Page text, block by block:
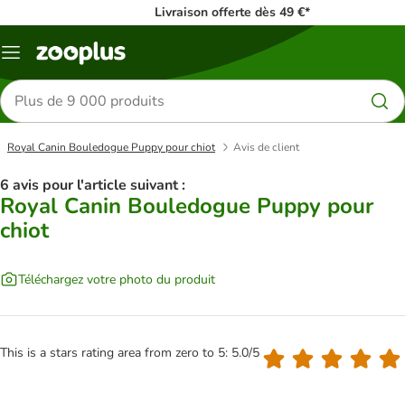
Livraison offerte dès 49 €*
Menu
Rechercher
des
produits
Royal Canin Bouledogue Puppy pour chiot Avis de client
6 avis pour l'article suivant :
Royal Canin Bouledogue Puppy pour
chiot
Téléchargez votre photo du produit
This is a stars rating area from zero to 5: 5.0/5